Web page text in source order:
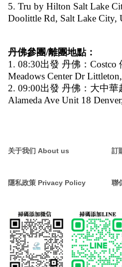
5. Tru by Hilton Salt Lake
Doolittle Rd, Salt Lake City,
丹佛參團/離團地點：
1. 08:30出發 丹佛：Costco
Meadows Center Dr
2. 09:00出發 丹佛：大中
Alameda Ave Unit 18
关于我们 About us 訂
隱私政策 Privacy Policy 聯